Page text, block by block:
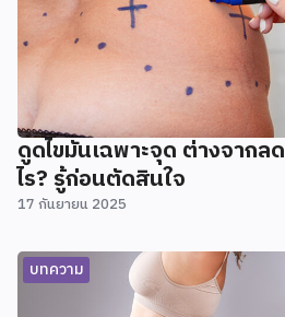
ดูดไขมันเฉพาะจุด ต่างจาก
ไร? รู้ก่อนตัดสินใจ
17 กันยายน 2025
บทความ